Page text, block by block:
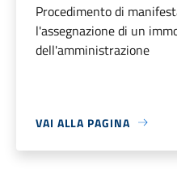
Procedimento di
l'assegnazione di un
dell'amministrazione
VAI ALLA PAGINA